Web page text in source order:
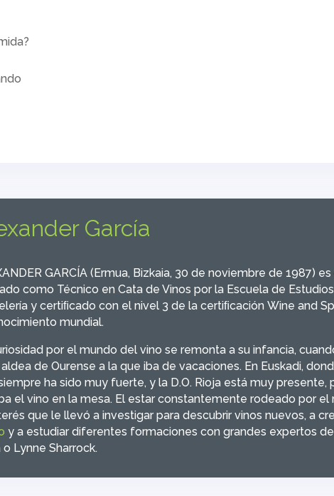
García
GARCÍA (Ermua, Bizkaia, 30 de noviembre de 1987)
como Técnico en Cata de Vinos por la Escuela de
y certiﬁcado con el nivel 3 de la certiﬁcación Wine and
mundial.
por el mundo del vino se remonta a su infancia,
de Ourense a la que iba de vacaciones. En Euskadi,
ha sido muy fuerte, y la D.O. Rioja está muy presente,
el vino en la mesa. El estar constantemente rodeado por
que le llevó a investigar para descubrir vinos nuevos, a
y a estudiar diferentes formaciones con grandes expertos
o Lynne Sharrock.